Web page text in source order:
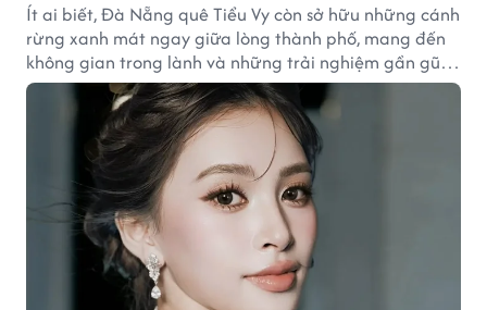
Ít ai biết, Đà Nẵng quê Tiểu Vy còn sở hữu những cánh
rừng xanh mát ngay giữa lòng thành phố, mang đến
không gian trong lành và những trải nghiệm gần gũi
với thiên nhiên.